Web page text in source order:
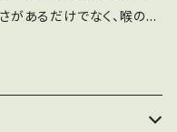
があるだけでなく、喉の乾
ですが、「空腹時にほんの
おさえられる」とおっしゃ